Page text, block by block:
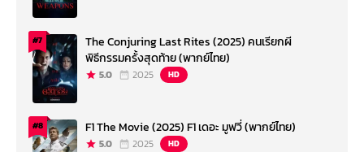
#7
The Conjuring Last Rites (2025) คนเรียกผี
พิธีกรรมครั้งสุดท้าย (พากย์ไทย)
5.0 2025 HD
#8 F1 The Movie (2025) F1 เดอะ มูฟวี่ (พากย์ไทย)
5.0 2025 HD